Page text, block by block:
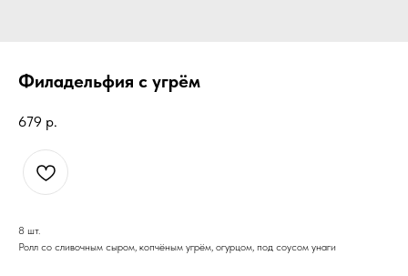
Филадельфия с угрём
679 р.
8 шт.
Ролл со сливочным сыром, копчёным угрём, огурцом, под соусом унаги